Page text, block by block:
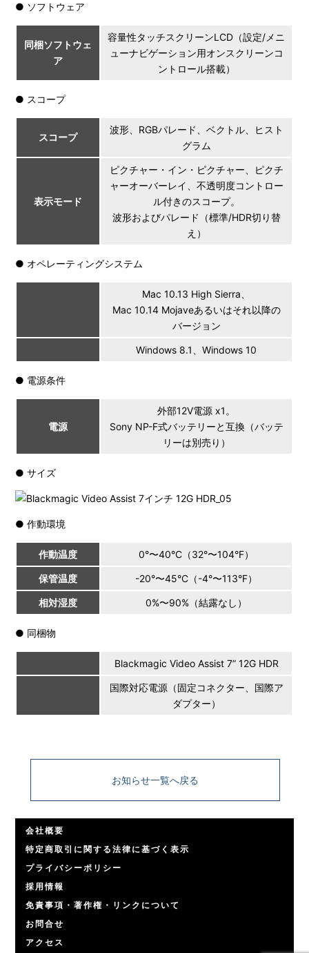
● ソフトウェア
同梱ソフトウェ
ア
容量性タッチスクリーンLCD（設定/メニ
ューナビゲーション用オンスクリーンコ
ントロール搭載）
● スコープ
スコープ
波形、RGBパレード、ベクトル、ヒスト
グラム
表示モード
ピクチャー・イン・ピクチャー、ピクチ
ャーオーバーレイ、不透明度コントロー
ル付きのスコープ。
波形およびパレード（標準/HDR切り替
え）
● オペレーティングシステム
Mac 10.13 High Sierra、
Mac 10.14 Mojaveあるいはそれ以降の
バージョン
Windows 8.1、Windows 10
● 電源条件
電源
外部12V電源 x1。
Sony NP-F式バッテリーと互換（バッテ
リーは別売り）
● サイズ
● 作動環境
作動温度 0°〜40°C（32°〜104°F）
保管温度 -20°〜45°C（-4°〜113°F）
相対湿度 0%〜90%（結露なし）
● 同梱物
Blackmagic Video Assist 7” 12G HDR
国際対応電源（固定コネクター、国際ア
ダプター）
お知らせ一覧へ戻る
会社概要
特定商取引に関する法律に基づく表示
プライバシーポリシー
採用情報
免責事項・著作権・リンクについて
お問合せ
アクセス